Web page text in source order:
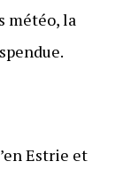
météo, la
Estrie et